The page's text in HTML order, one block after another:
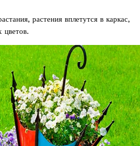
растения вплетутся в каркас,
цветов.